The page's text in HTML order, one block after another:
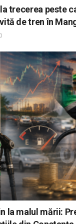
trecerea peste
de tren în
la malul mării: